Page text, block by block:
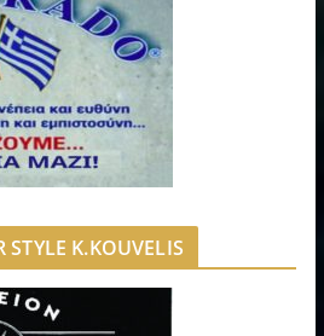
K.KOUVELIS